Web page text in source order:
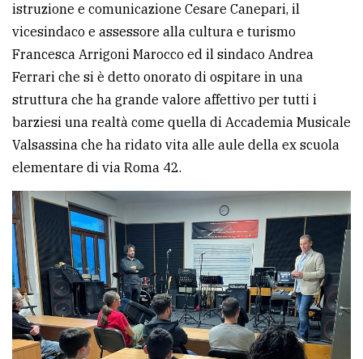
istruzione e comunicazione Cesare Canepari, il
vicesindaco e assessore alla cultura e turismo
Francesca Arrigoni Marocco ed il sindaco Andrea
Ferrari che si è detto onorato di ospitare in una
struttura che ha grande valore affettivo per tutti i
barziesi una realtà come quella di Accademia Musicale
Valsassina che ha ridato vita alle aule della ex scuola
elementare di via Roma 42.